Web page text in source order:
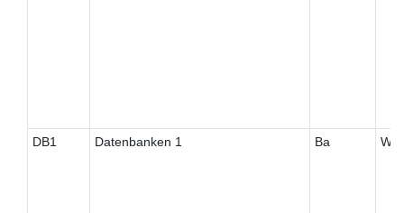
DB1 Datenbanken 1 Ba W